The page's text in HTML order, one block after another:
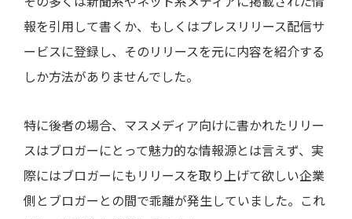
その多くは新聞系やネット系メディアに掲載された情
報を引用して書くか、もしくはプレスリリース配信サ
ービスに登録し、そのリリースを元に内容を紹介する
しか方法がありませんでした。
特に後者の場合、マスメディア向けに書かれたリリー
スはブロガーにとって魅力的な情報源とは言えず、実
際にはブロガーにもリリースを取り上げて欲しい企業
側とブロガーとの間で乖離が発生していました。これ